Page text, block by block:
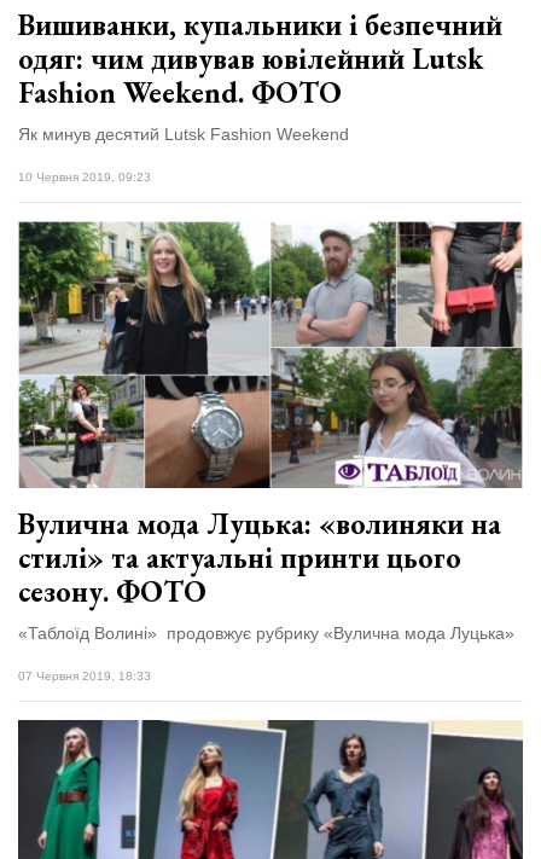
Вишиванки, купальники і безпечний
одяг: чим дивував ювілейний Lutsk
Fashion Weekend. ФОТО
Як минув десятий Lutsk Fashion Weekend
10 Червня 2019, 09:23
Вулична мода Луцька: «волиняки на
стилі» та актуальні принти цього
сезону. ФОТО
«Таблоїд Волині» продовжує рубрику «Вулична мода Луцька»
07 Червня 2019, 18:33